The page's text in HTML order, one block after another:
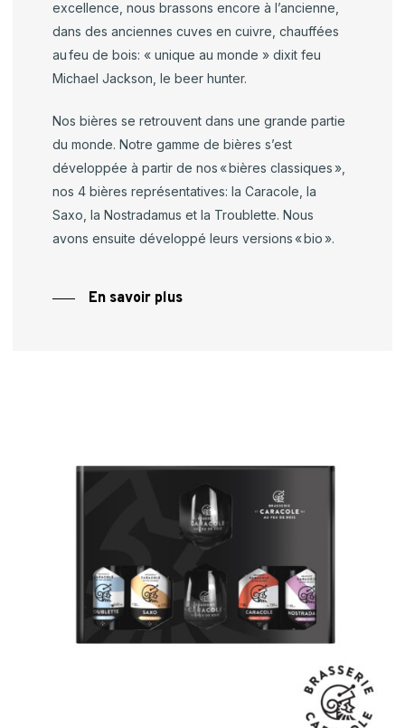
excellence, nous brassons encore à l’ancienne,
dans des anciennes cuves en cuivre, chauffées
au feu de bois: « unique au monde » dixit feu
Michael Jackson, le beer hunter.
Nos bières se retrouvent dans une grande partie
du monde. Notre gamme de bières s’est
développée à partir de nos « bières classiques »,
nos 4 bières représentatives: la Caracole, la
Saxo, la Nostradamus et la Troublette. Nous
avons ensuite développé leurs versions « bio ».
En savoir plus